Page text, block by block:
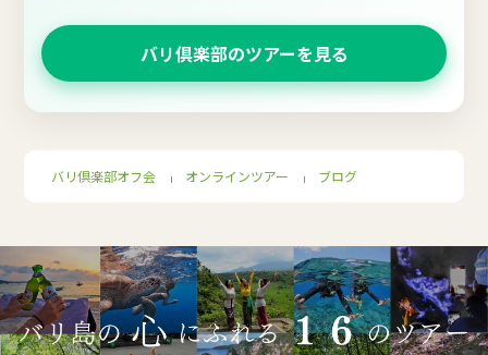
バリ倶楽部のツアーを見る
バリ倶楽部オフ会 ｜ オンラインツアー ｜ ブログ